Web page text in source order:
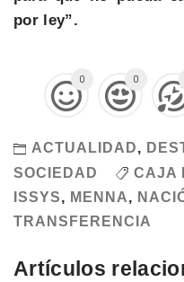
por ley”.
0 0
ACTUALIDAD,
SOCIEDAD
CAJA
ISSYS, MENNA,
TRANSFERENCIA
Artículos